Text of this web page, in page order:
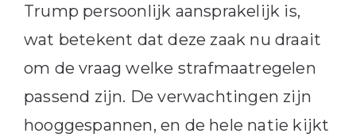
Trump persoonlijk aansprakelijk is,
wat betekent dat deze zaak nu draait
om de vraag welke strafmaatregelen
passend zijn. De verwachtingen zijn
hooggespannen, en de hele natie kijkt